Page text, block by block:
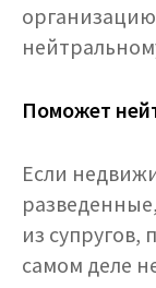
Поможет
Если
из
самом деле